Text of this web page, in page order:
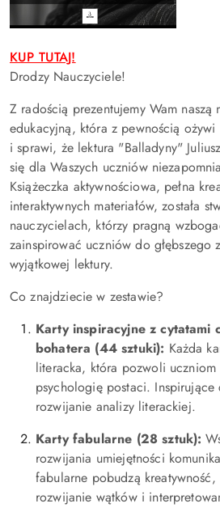
KUP TUTAJ!
Drodzy Nauczyciele!
Z radością prezentujemy Wam naszą
edukacyjną, która z pewnością
i sprawi, że lektura "Balladyny"
się dla Waszych uczniów
Książeczka aktywnościowa, pełna
interaktywnych materiałów, została
nauczycielach, którzy pragną
zainspirować uczniów do głębszego
wyjątkowej lektury.
Co znajdziecie w zestawie?
Karty inspiracyjne z cytatami
bohatera (44 sztuki): Każda
literacka, która pozwoli
psychologię postaci. Inspirujące
rozwijanie analizy literackiej.
Karty fabularne (28 sztuk):
rozwijania umiejętności
fabularne pobudzą
rozwijanie wątków i